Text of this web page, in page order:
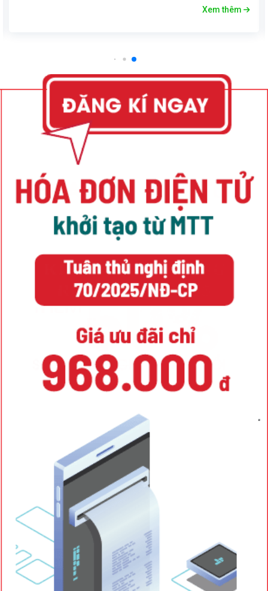
kết nối mạng (HSM Network). Thiết bị HSM đáp ứng các yêu
Xem thêm